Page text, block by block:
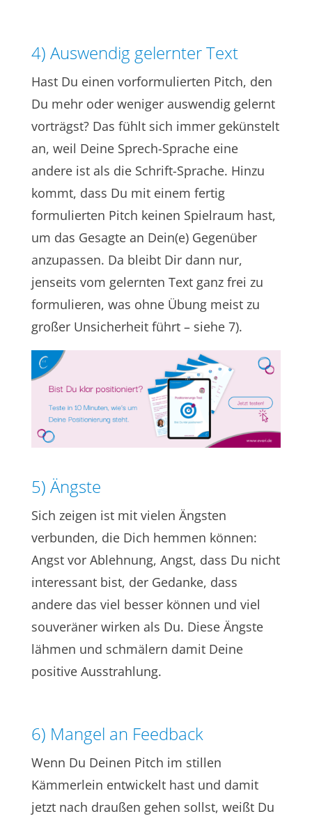
4) Auswendig gelernter Text
Hast Du einen vorformulierten Pitch, den
Du mehr oder weniger auswendig gelernt
vorträgst? Das fühlt sich immer gekünstelt
an, weil Deine Sprech-Sprache eine
andere ist als die Schrift-Sprache. Hinzu
kommt, dass Du mit einem fertig
formulierten Pitch keinen Spielraum hast,
um das Gesagte an Dein(e) Gegenüber
anzupassen. Da bleibt Dir dann nur,
jenseits vom gelernten Text ganz frei zu
formulieren, was ohne Übung meist zu
großer Unsicherheit führt – siehe 7).
5) Ängste
Sich zeigen ist mit vielen Ängsten
verbunden, die Dich hemmen können:
Angst vor Ablehnung, Angst, dass Du nicht
interessant bist, der Gedanke, dass
andere das viel besser können und viel
souveräner wirken als Du. Diese Ängste
lähmen und schmälern damit Deine
positive Ausstrahlung.
6) Mangel an Feedback
Wenn Du Deinen Pitch im stillen
Kämmerlein entwickelt hast und damit
jetzt nach draußen gehen sollst, weißt Du